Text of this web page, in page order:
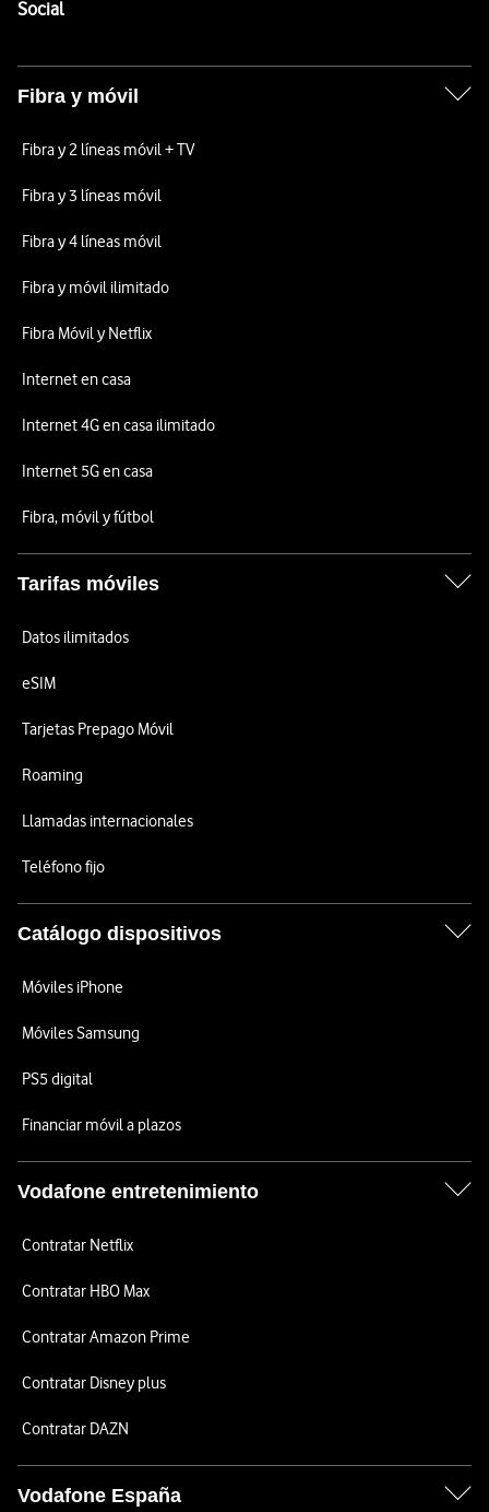
SocialEnlaces a las redes sociales de Vodafone
Fibra y móvil
Fibra y 2 líneas móvil + TV
Fibra y 3 líneas móvil
Fibra y 4 líneas móvil
Fibra y móvil ilimitado
Fibra Móvil y Netflix
Internet en casa
Internet 4G en casa ilimitado
Internet 5G en casa
Fibra, móvil y fútbol
Tarifas móviles
Datos ilimitados
eSIM
Tarjetas Prepago Móvil
Roaming
Llamadas internacionales
Teléfono fijo
Catálogo dispositivos
Móviles iPhone
Móviles Samsung
PS5 digital
Financiar móvil a plazos
Vodafone entretenimiento
Contratar Netflix
Contratar HBO Max
Contratar Amazon Prime
Contratar Disney plus
Contratar DAZN
Vodafone España